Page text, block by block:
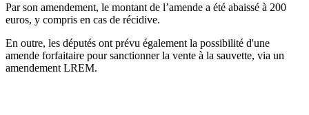
Par son amendement, le montant de l’amende a été abaissé à 200
euros, y compris en cas de récidive.
En outre, les députés ont prévu également la possibilité d'une
amende forfaitaire pour sanctionner la vente à la sauvette, via un
amendement LREM.